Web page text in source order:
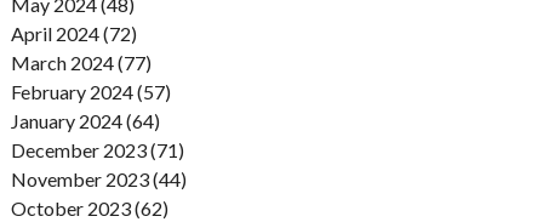
April 2024 (72)
March 2024 (77)
February 2024 (57)
January 2024 (64)
December 2023 (71)
November 2023 (44)
October 2023 (62)